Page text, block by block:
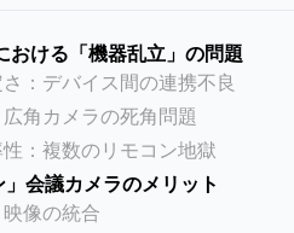
おける「機器乱立」の問題
：デバイス間の連携不良
角カメラの死角問題
：複数のリモコン地獄
会議カメラのメリット
像の統合